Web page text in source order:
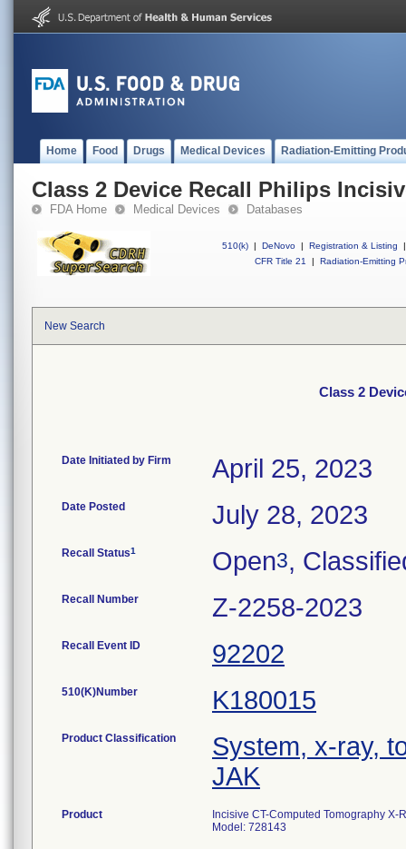
Home Food Drugs Medical Devices Radiation-Emitting
Class 2 Device Recall Philips
FDA Home Medical Devices Databases
510(k) | DeNovo | Registration & Listing
|
CFR Title 21
| Radiation-Emitting
New Search
Class 2
Date Initiated by Firm April 25, 2023
Date Posted July 28, 2023
Recall Status1 Open3,
Recall Number Z-2258-2023
Recall Event ID 92202
510(K)Number K180015
Product Classification
System, x-ray,
JAK
Product
Incisive CT-Computed Tomography X-
Model: 728143